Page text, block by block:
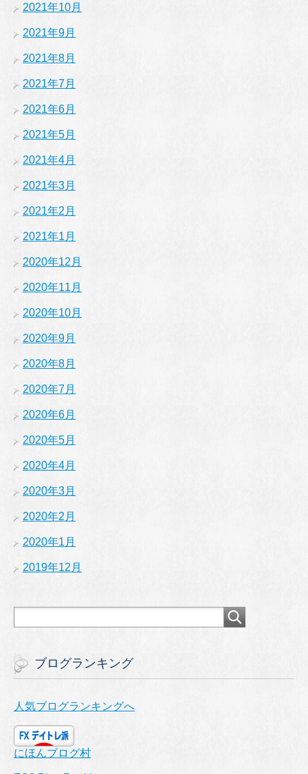
2021年10月
2021年9月
2021年8月
2021年7月
2021年6月
2021年5月
2021年4月
2021年3月
2021年2月
2021年1月
2020年12月
2020年11月
2020年10月
2020年9月
2020年8月
2020年7月
2020年6月
2020年5月
2020年4月
2020年3月
2020年2月
2020年1月
2019年12月
ブログランキング
人気ブログランキングへ
にほんブログ村